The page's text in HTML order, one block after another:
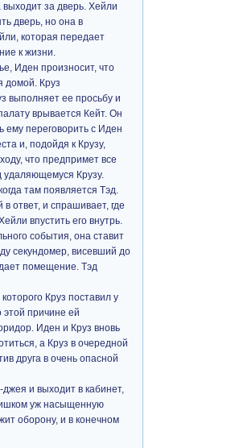
за дверь. Хейли
дверь, но она в
которая передает
к жизни.
Иден произносит, что
домой. Круз
выполняет ее просьбу и
врывается Кейт. Он
ему переговорить с Иден
и, подойдя к Крузу,
что предпримет все
удаляющемуся Крузу.
там появляется Тэд.
ответ, и спрашивает, где
впустить его внутрь.
события, она ставит
секундомер, висевший до
помещение. Тэд
Круз поставил у
этой причине ей
Иден и Круз вновь
а Круз в очередной
друга в очень опасной
и выходит в кабинет,
уж насыщенную
оборону, и в конечном